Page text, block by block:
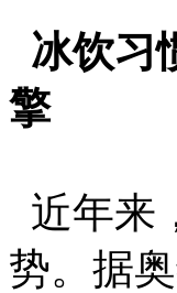
冰饮习
擎
近年来
势。据